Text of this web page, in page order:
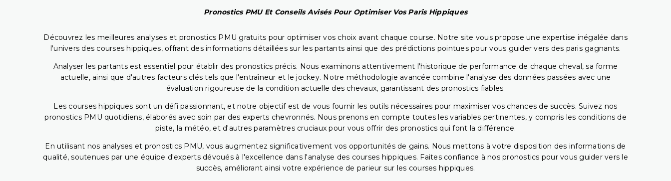
Pronostics PMU Et Conseils Avisés Pour Optimiser Vos Paris Hippiques
Découvrez les meilleures analyses et pronostics PMU gratuits pour optimiser vos choix avant chaque course. Notre site vous propose une expertise inégalée dans
l'univers des courses hippiques, offrant des informations détaillées sur les partants ainsi que des prédictions pointues pour vous guider vers des paris gagnants.
Analyser les partants est essentiel pour établir des pronostics précis. Nous examinons attentivement l'historique de performance de chaque cheval, sa forme
actuelle, ainsi que d'autres facteurs clés tels que l'entraîneur et le jockey. Notre méthodologie avancée combine l'analyse des données passées avec une
évaluation rigoureuse de la condition actuelle des chevaux, garantissant des pronostics fiables.
Les courses hippiques sont un défi passionnant, et notre objectif est de vous fournir les outils nécessaires pour maximiser vos chances de succès. Suivez nos
pronostics PMU quotidiens, élaborés avec soin par des experts chevronnés. Nous prenons en compte toutes les variables pertinentes, y compris les conditions de
piste, la météo, et d'autres paramètres cruciaux pour vous offrir des pronostics qui font la différence.
En utilisant nos analyses et pronostics PMU, vous augmentez significativement vos opportunités de gains. Nous mettons à votre disposition des informations de
qualité, soutenues par une équipe d'experts dévoués à l'excellence dans l'analyse des courses hippiques. Faites confiance à nos pronostics pour vous guider vers le
succès, améliorant ainsi votre expérience de parieur sur les courses hippiques.